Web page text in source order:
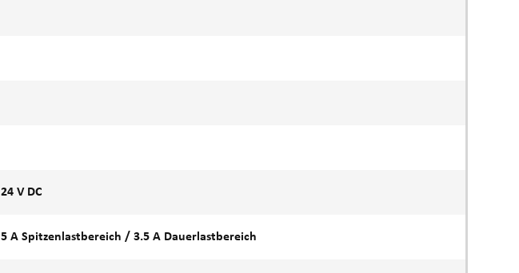
24 V DC
5 A Spitzenlastbereich / 3.5 A Dauerlastbereich